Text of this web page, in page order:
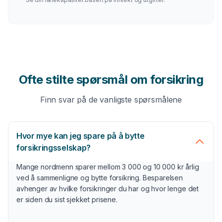
tvert imot kan premien stige gradvis uten at du legger
er de viktigste faktorene bilens merke og modell, din
alder og kjøreerfaring, bosted, årlig kjørelengde og
størrelse, beliggenhet og sikkerhetstiltak (alarm,
brannvarsler) viktig.
Egenandelen påvirker også premien. Høyere egenandel
gir lavere premie, men du betaler mer selv ved skade.
Finn en balanse som passer din økonomi og
risikotoleranse.
Ofte stilte spørsmål om forsikring
Finn svar på de vanligste spørsmålene
Hvor mye kan jeg spare på å bytte
forsikringsselskap?
Mange nordmenn sparer mellom 3 000 og 10 000 kr årlig
ved å sammenligne og bytte forsikring. Besparelsen
avhenger av hvilke forsikringer du har og hvor lenge det
er siden du sist sjekket prisene.